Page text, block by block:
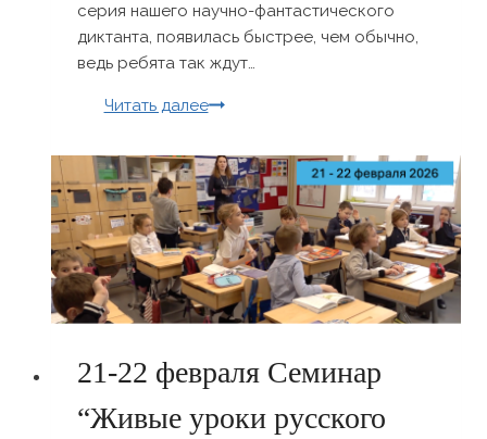
серия нашего научно-фантастического
диктанта, появилась быстрее, чем обычно,
ведь ребята так ждут…
Читать далее
фантастического
онлайн-
диктанта «Приключения
команды
Три-
Ко»
21-22 февраля Семинар
“Живые уроки русского